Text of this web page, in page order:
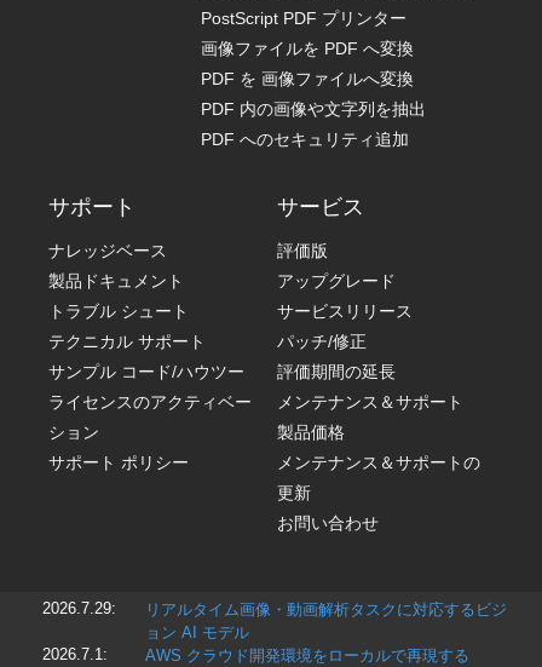
PostScript PDF プリンター
画像ファイルを PDF へ変換
PDF を 画像ファイルへ変換
PDF 内の画像や文字列を抽出
PDF へのセキュリティ追加
サポート
ナレッジベース
製品ドキュメント
トラブル シュート
テクニカル サポート
サンプル コード/ハウツー
ライセンスのアクティベー
ション
サポート ポリシー
サービス
評価版
アップグレード
サービスリリース
パッチ/修正
評価期間の延長
メンテナンス＆サポート
製品価格
メンテナンス＆サポートの
更新
お問い合わせ
2026.7.29:
リアルタイム画像・動画解析タスクに対応するビジ
ョン AI モデル
2026.7.1:
AWS クラウド開発環境をローカルで再現する